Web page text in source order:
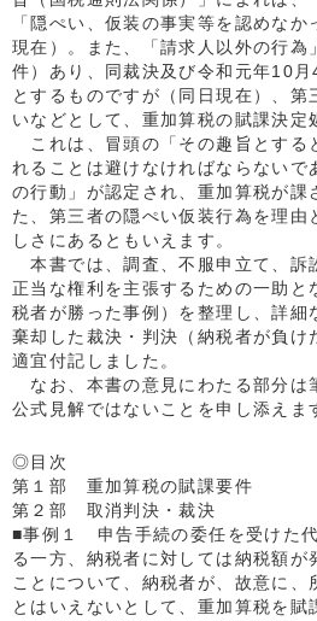
「隠ぺい、仮装の事実等を認めな
現在）。また、「請求人以外の行
件）あり、同裁決及び令和元年10
とするものですが（同日現在）、
いなどとして、重加算税の賦課決
これは、冒頭の「その趣旨とする
れることは避けなければならない
の行動」が認定され、重加算税が
た、第三者の隠ぺい仮装行為を理
しさにあるともいえます。
本書では、調査、不服申立て、訴
正当な権利を主張するための一助
税者が勝った事例）を整理し、詳
棄却した裁決・判決（納税者が負
適宜付記しました。
なお、本書の意見にわたる部分は
公式見解ではないことを申し添えま
◎目次
第１部 重加算税の賦課要件
第２部 取消判決・裁決
■事例１ 申告手続の委任を受けた
る一方、納税者に対しては納税額
ことについて、納税者が、故意に
とはいえないとして、重加算税を